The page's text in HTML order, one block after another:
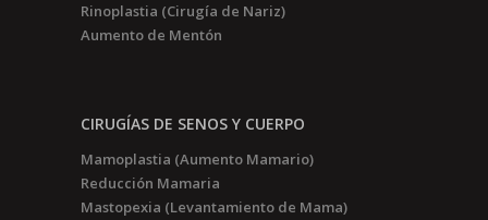
Rinoplastia (Cirugía de Nariz)
Aumento de Mentón
CIRUGÍAS DE SENOS Y CUERPO
Mamoplastia (Aumento Mamario)
Reducción Mamaria
Mastopexia (Levantamiento de Mama)